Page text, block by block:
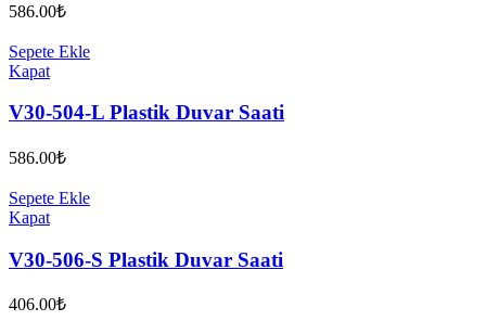
586.00₺
Sepete Ekle
Kapat
V30-504-L Plastik Duvar Saati
586.00₺
Sepete Ekle
Kapat
V30-506-S Plastik Duvar Saati
406.00₺